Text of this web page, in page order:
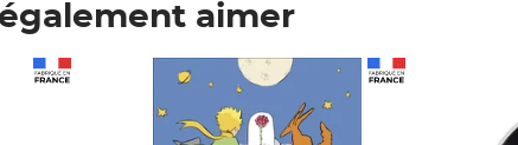
aimer
Prix 7,50€